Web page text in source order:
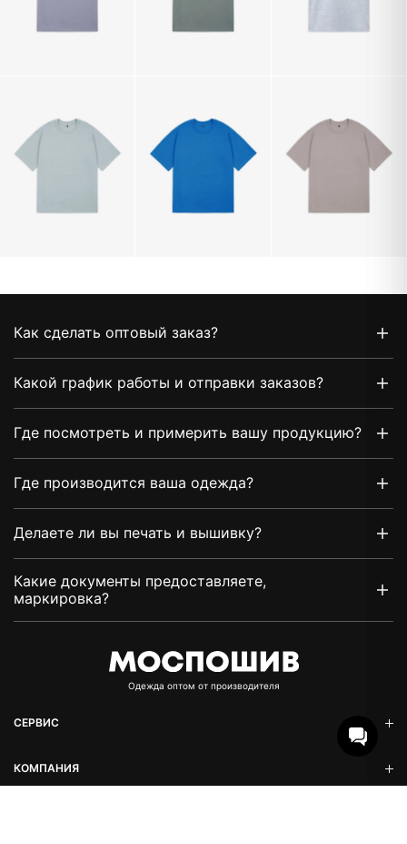
Как сделать оптовый заказ?
Какой график работы и отправки заказов?
Где посмотреть и примерить вашу продукцию?
Где производится ваша одежда?
Делаете ли вы печать и вышивку?
Какие документы предоставляете,
маркировка?
Oдежда оптом от производителя
СЕРВИС
КОМПАНИЯ
TELEGRAM